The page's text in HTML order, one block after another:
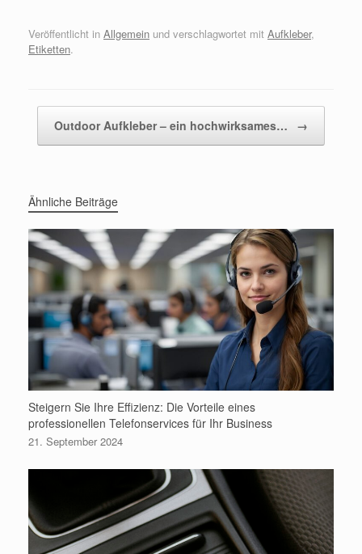
Veröffentlicht in Allgemein und verschlagwortet mit Aufkleber,
Etiketten.
Outdoor Aufkleber – ein hochwirksames… →
Ähnliche Beiträge
Steigern Sie Ihre Effizienz: Die Vorteile eines
professionellen Telefonservices für Ihr Business
21. September 2024